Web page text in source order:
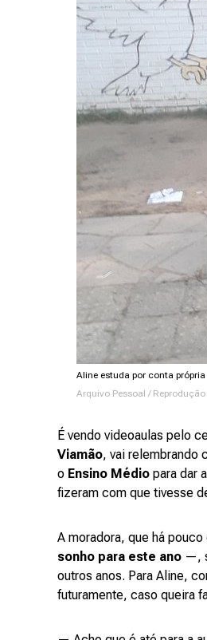
Aline estuda por conta
Arquivo Pessoal / Reprodução
É vendo videoaulas pelo
Viamão, vai relembrando
o Ensino Médio para dar
fizeram com que tivesse
A moradora, que há
sonho para este ano —,
outros anos. Para Aline,
futuramente, caso queira